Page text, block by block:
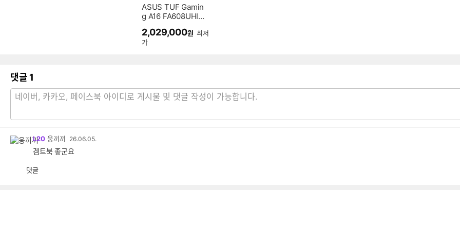
ASUS TUF Gamin
g A16 FA608UHI-
B)
2,029,000원 최저
가
댓글 1
L20 웅끼끼 26.06.05.
겜트북 좋군요
댓글